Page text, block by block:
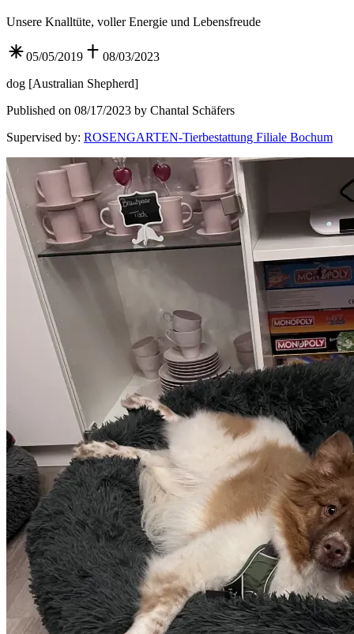
Unsere Knalltüte, voller Energie und Lebensfreude
05/05/2019
08/03/2023
dog [Australian Shepherd]
Published on 08/17/2023 by Chantal Schäfers
Supervised by: ROSENGARTEN-Tierbestattung Filiale Bochum